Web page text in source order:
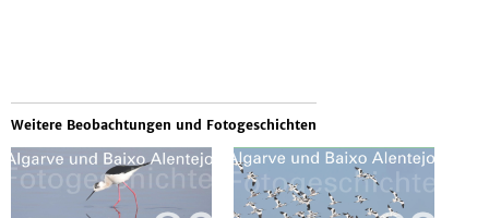
Weitere Beobachtungen und Fotogeschichten